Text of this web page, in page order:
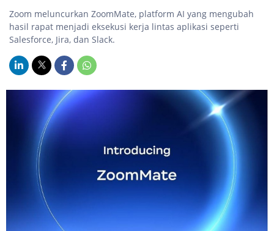
Zoom meluncurkan ZoomMate, platform AI yang mengubah
hasil rapat menjadi eksekusi kerja lintas aplikasi seperti
Salesforce, Jira, dan Slack.